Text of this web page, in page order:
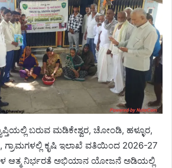
ಬರುವ ಮಡಿಕೇಶ್ವರ, ಚೋಂಡಿ, ಹಳ್ಳೂರ,
ಗ್ರಾಮಗಳಲ್ಲಿ ಕೃಷಿ ಇಲಾಖೆ ವತಿಯಿಂದ 2026-27
ಆತ್ಮ ನಿರ್ಭರತೆ ಅಭಿಯಾನ ಯೋಜನೆ ಅಡಿಯಲ್ಲಿ